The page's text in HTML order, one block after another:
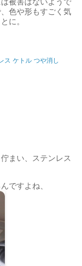
色や形もすごく気
に。
ス ケトル つや消し
まい、ステンレス
ですよね、